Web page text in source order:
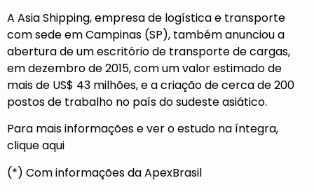
A Asia Shipping, empresa de logística e transporte
com sede em Campinas (SP), também anunciou a
abertura de umescritório de transporte de cargas,
em dezembro de 2015, com um valor estimado de
mais de US$ 43 milhões, e a criação de cerca de 200
postos de trabalho no país do sudeste asiático.
Para mais informações e ver o estudo na íntegra,
cliqueaqui
(*) Com informações da ApexBrasil